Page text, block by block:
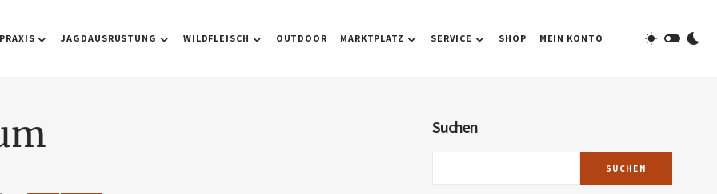
JAGDAUSRÜSTUNG WILDFLEISCH OUTDOOR MARKTPLATZ SERVICE SHOP MEIN KONTO
Suchen
SUCHEN